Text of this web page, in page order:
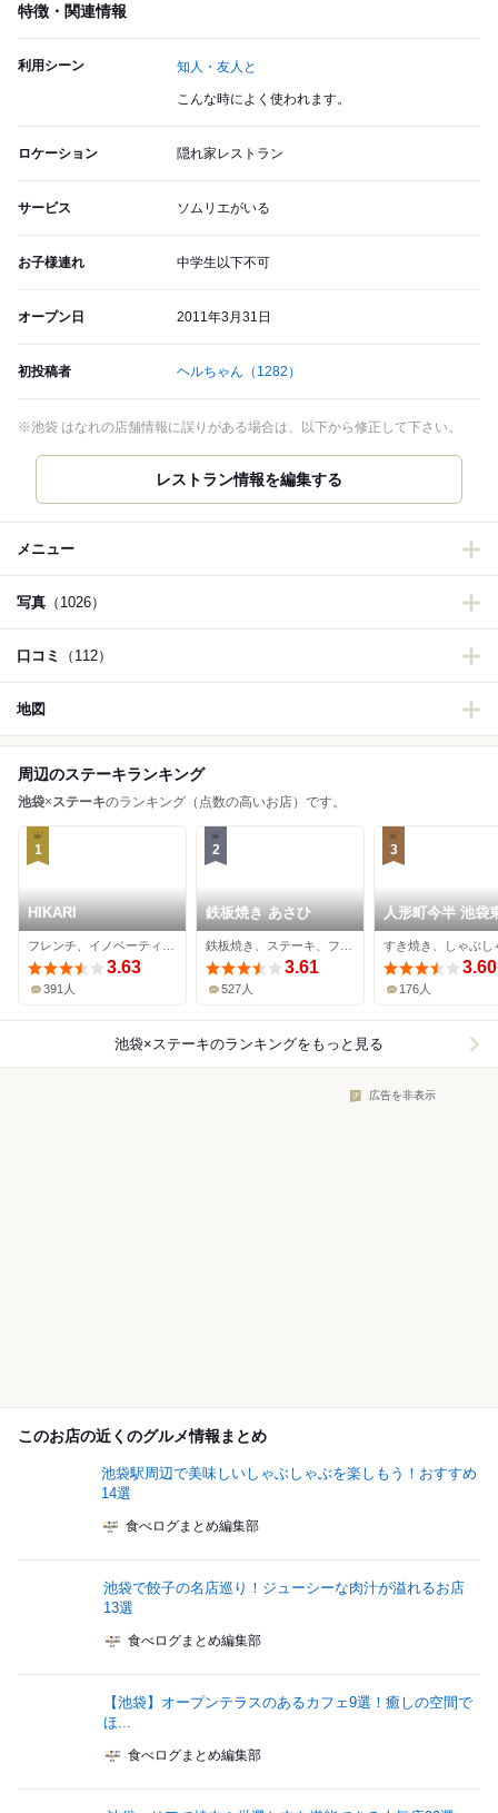
特徴・関連情報
利用シーン 知人・友人と
こんな時によく使われます。
ロケーション 隠れ家レストラン
サービス ソムリエがいる
お子様連れ 中学生以下不可
オープン日 2011年3月31日
初投稿者 ヘルちゃん （1282）
※池袋 はなれの店舗情報に誤りがある場合は、以下から修正して下さい。
レストラン情報を編集する
メニュー
写真 （1026）
口コミ （112）
地図
周辺のステーキランキング
池袋×ステーキのランキング（点数の高いお店）です。
1
HIKARI
3.63
391人
2
鉄板焼き あさひ
3.61
527人
3
人形町今半 池袋
店
3.60
176人
池袋×ステーキのランキングをもっと見る
広告を非表示
このお店の近くのグルメ情報まとめ
池袋駅周辺で美味しいしゃぶしゃぶを楽しもう！おすすめ
14選
食べログまとめ編集部
池袋で餃子の名店巡り！ジューシーな肉汁が溢れるお店
13選
食べログまとめ編集部
【池袋】オープンテラスのあるカフェ9選！癒しの空間で
ほ...
食べログまとめ編集部